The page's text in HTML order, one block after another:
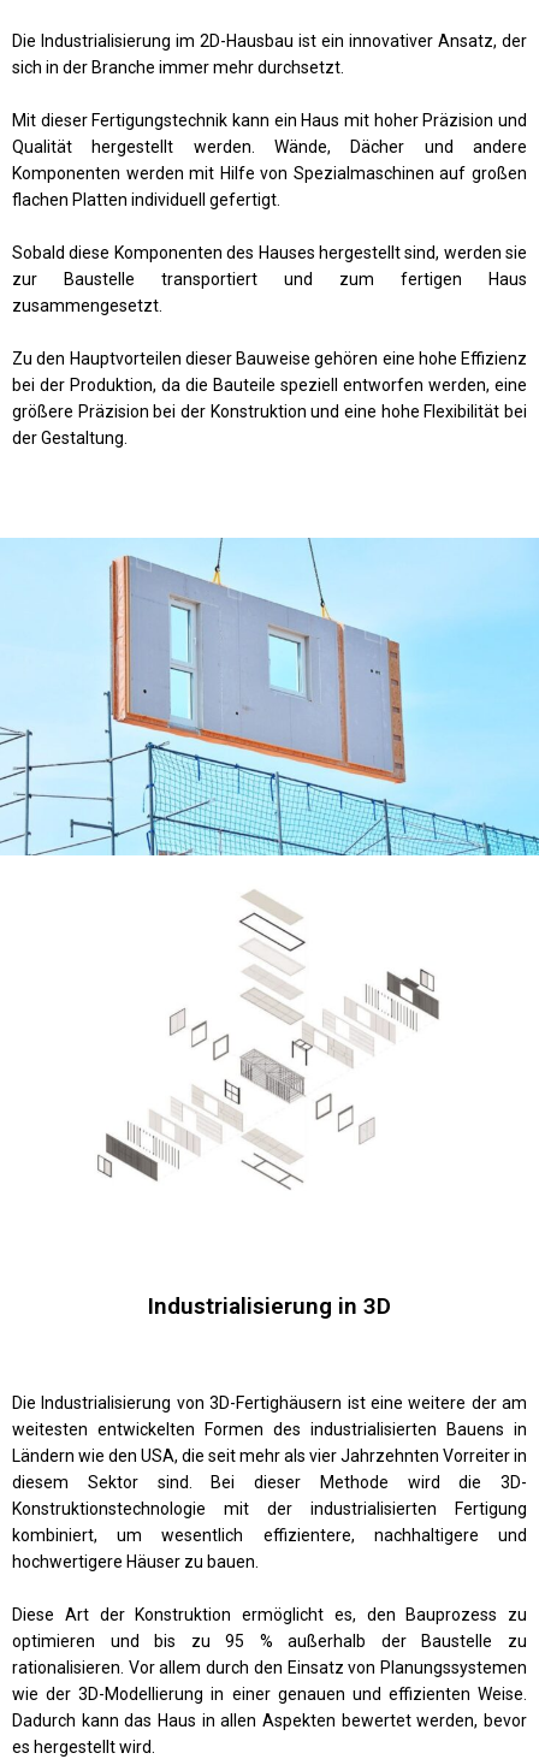
Die Industrialisierung im 2D-Hausbau ist ein innovativer Ansatz, der
sich in der Branche immer mehr durchsetzt.
Mit dieser Fertigungstechnik kann ein Haus mit hoher Präzision und
Qualität hergestellt werden. Wände, Dächer und andere
Komponenten werden mit Hilfe von Spezialmaschinen auf großen
flachen Platten individuell gefertigt.
Sobald diese Komponenten des Hauses hergestellt sind, werden sie
zur Baustelle transportiert und zum fertigen Haus
zusammengesetzt.
Zu den Hauptvorteilen dieser Bauweise gehören eine hohe Effizienz
bei der Produktion, da die Bauteile speziell entworfen werden, eine
größere Präzision bei der Konstruktion und eine hohe Flexibilität bei
der Gestaltung.
Industrialisierung in 3D
Die Industrialisierung von 3D-Fertighäusern ist eine weitere der am
weitesten entwickelten Formen des industrialisierten Bauens in
Ländern wie den USA, die seit mehr als vier Jahrzehnten Vorreiter in
diesem Sektor sind. Bei dieser Methode wird die 3D-
Konstruktionstechnologie mit der industrialisierten Fertigung
kombiniert, um wesentlich effizientere, nachhaltigere und
hochwertigere Häuser zu bauen.
Diese Art der Konstruktion ermöglicht es, den Bauprozess zu
optimieren und bis zu 95 % außerhalb der Baustelle zu
rationalisieren. Vor allem durch den Einsatz von Planungssystemen
wie der 3D-Modellierung in einer genauen und effizienten Weise.
Dadurch kann das Haus in allen Aspekten bewertet werden, bevor
es hergestellt wird.